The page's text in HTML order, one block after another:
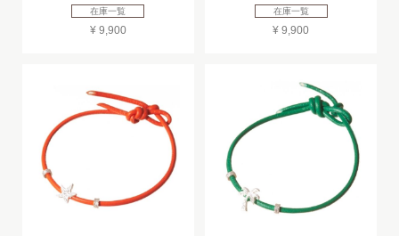
在庫一覧
¥ 9,900
在庫一覧
¥ 9,900